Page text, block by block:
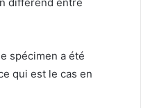
spécimen a été
qui est le cas en